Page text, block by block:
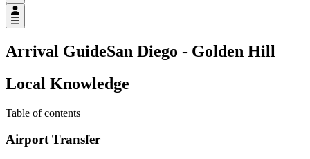
Open user menu
Arrival GuideSan Diego - Golden Hill
Local Knowledge
Table of contents
Airport Transfer